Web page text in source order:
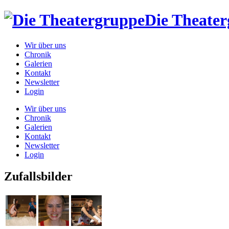
Die
Wir über uns
Chronik
Galerien
Kontakt
Newsletter
Login
Wir über uns
Chronik
Galerien
Kontakt
Newsletter
Login
Zufallsbilder